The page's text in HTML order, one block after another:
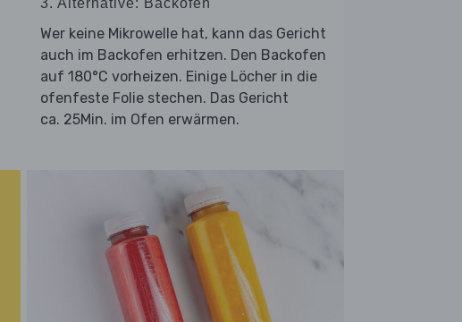
3. Alternative: Backofen
Wer keine Mikrowelle hat, kann das Gericht
auch im Backofen erhitzen. Den Backofen
auf 180°C vorheizen. Einige Löcher in die
ofenfeste Folie stechen. Das Gericht
ca. 25Min. im Ofen erwärmen.